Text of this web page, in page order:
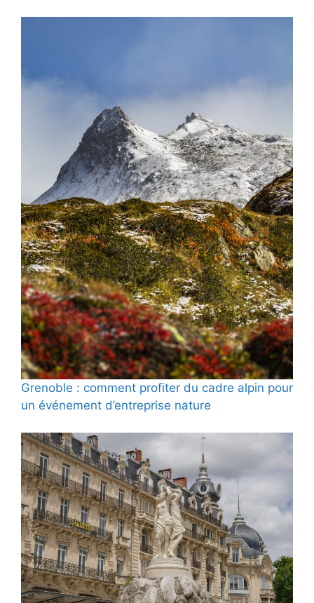
Grenoble : comment profiter du cadre alpin pour
un événement d’entreprise nature